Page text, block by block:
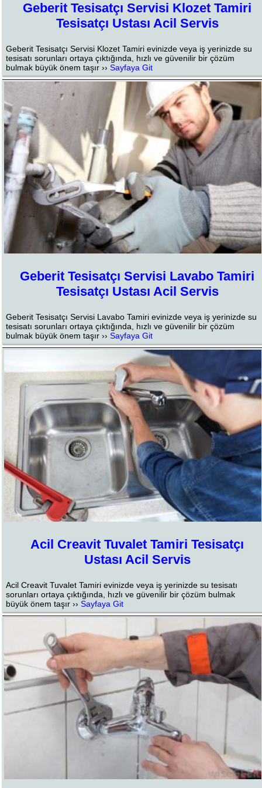
Geberit Tesisatçı Servisi Klozet Tamiri
Tesisatçı Ustası Acil Servis
Geberit Tesisatçı Servisi Klozet Tamiri evinizde veya iş yerinizde su
tesisatı sorunları ortaya çıktığında, hızlı ve güvenilir bir çözüm
bulmak büyük önem taşır ››Sayfaya Git
Geberit Tesisatçı Servisi Lavabo Tamiri
Tesisatçı Ustası Acil Servis
Geberit Tesisatçı Servisi Lavabo Tamiri evinizde veya iş yerinizde su
tesisatı sorunları ortaya çıktığında, hızlı ve güvenilir bir çözüm
bulmak büyük önem taşır ››Sayfaya Git
Acil Creavit Tuvalet Tamiri Tesisatçı
Ustası Acil Servis
Acil Creavit Tuvalet Tamiri evinizde veya iş yerinizde su tesisatı
sorunları ortaya çıktığında, hızlı ve güvenilir bir çözüm bulmak
büyük önem taşır ››Sayfaya Git